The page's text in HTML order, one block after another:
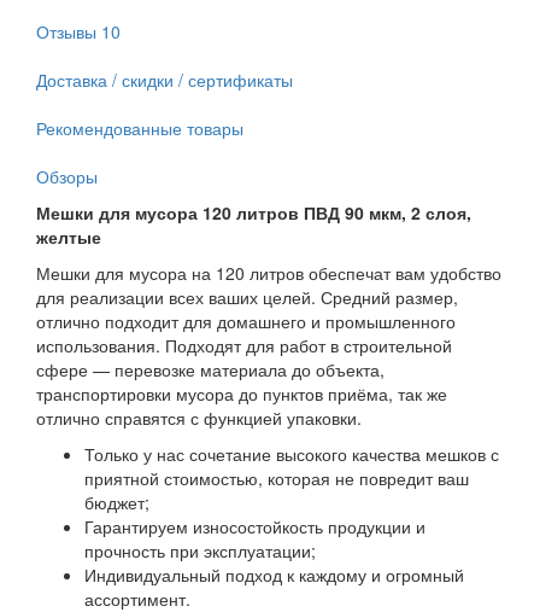
Отзывы 10
Доставка / скидки / сертификаты
Рекомендованные товары
Обзоры
Мешки для мусора 120 литров ПВД 90 мкм, 2 слоя,
желтые
Мешки для мусора на 120 литров обеспечат вам удобство
для реализации всех ваших целей. Средний размер,
отлично подходит для домашнего и промышленного
использования. Подходят для работ в строительной
сфере — перевозке материала до объекта,
транспортировки мусора до пунктов приёма, так же
отлично справятся с функцией упаковки.
Только у нас сочетание высокого качества мешков с
приятной стоимостью, которая не повредит ваш
бюджет;
Гарантируем износостойкость продукции и
прочность при эксплуатации;
Индивидуальный подход к каждому и огромный
ассортимент.